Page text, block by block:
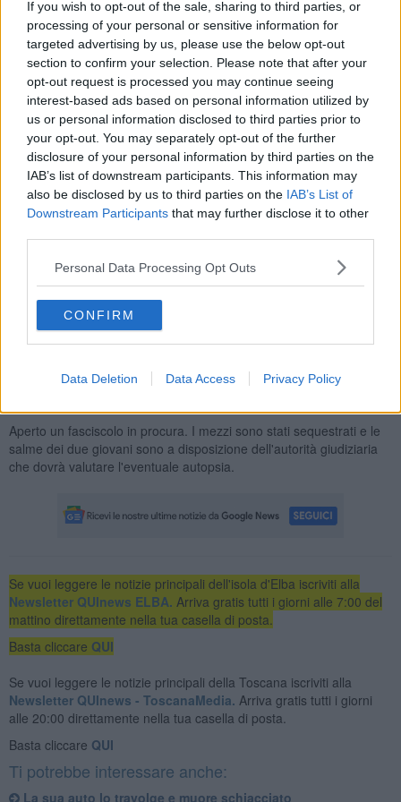
If you wish to opt-out of the sale, sharing to third parties, or
processing of your personal or sensitive information for
targeted advertising by us, please use the below opt-out
section to confirm your selection. Please note that after your
opt-out request is processed you may continue seeing
interest-based ads based on personal information utilized by
us or personal information disclosed to third parties prior to
your opt-out. You may separately opt-out of the further
disclosure of your personal information by third parties on the
IAB’s list of downstream participants. This information may
also be disclosed by us to third parties on the IAB’s List of
Downstream Participants that may further disclose it to other
Personal Data Processing Opt Outs
CONFIRM
Data Deletion Data Access Privacy Policy
bordo.
E proprio a bordo di quello scooter hanno impattato contro
un'auto. Uno di loro è deceduto in seguito all'impatto, l'altro
invece versava in gravissime condizioni ed è deceduto poco
dopo.
Soccorso anche il conducente dell'auto ed un'altra persona a bordo
della vettura. Sul posto sono intervenute le ambulanze della
Pubblica Assistenza Santissimo Sacramento di Portoferraio, della
Sul posto sono intervenuti anche i carabinieri e la polizia municipale
e il traffico è stato bloccato per permettere le operazioni di
Presente sul luogo del tragico incidente anche il sindaco di Campo
I carabinieri hanno effettuato i rilievi per ricostruire la dinamica
Aperto un fasciscolo in procura. I mezzi sono stati sequestrati e le
salme dei due giovani sono a disposizione dell'autorità giudiziaria
che dovrà valutare l'eventuale autopsia.
Se vuoi leggere le notizie principali dell'isola d'Elba iscriviti alla
Newsletter QUInews ELBA. Arriva gratis tutti i giorni alle 7:00 del
mattino direttamente nella tua casella di posta.
Basta cliccare QUI
Se vuoi leggere le notizie principali della Toscana iscriviti alla
Newsletter QUInews - ToscanaMedia. Arriva gratis tutti i giorni
alle 20:00 direttamente nella tua casella di posta.
Basta cliccare QUI
Ti potrebbe interessare anche:
La sua auto lo travolge e muore schiacciato